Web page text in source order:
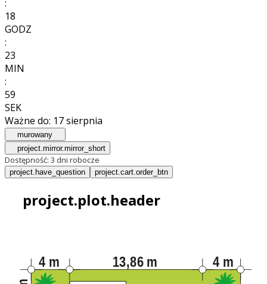
:
18
GODZ
:
23
MIN
:
57
SEK
Ważne do: 17 sierpnia
murowany
project.mirror.mirror_short
Dostępność: 3 dni robocze
project.have_question project.cart.order_btn
project.plot.header